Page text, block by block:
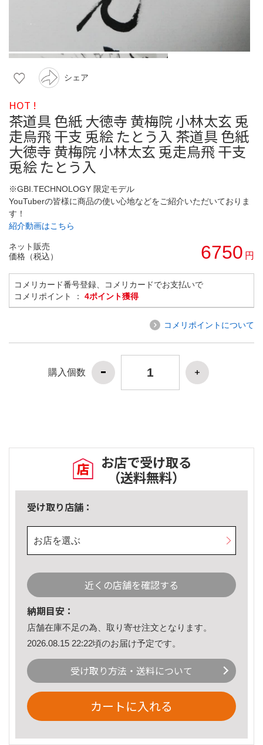
シェア
HOT !
茶道具 色紙 大徳寺 黄梅院 小林太玄 兎
走烏飛 干支 兎絵 たとう入 茶道具 色紙
大徳寺 黄梅院 小林太玄 兎走烏飛 干支
兎絵 たとう入
※GBI.TECHNOLOGY 限定モデル
YouTuberの皆様に商品の使い心地などをご紹介いただいておりま
す！
紹介動画はこちら
ネット販売
価格（税込）
6750 円
コメリカード番号登録、コメリカードでお支払いで
コメリポイント ： 4ポイント獲得
コメリポイントについて
購入個数
お店で受け取る
（送料無料）
受け取り店舗：
お店を選ぶ
近くの店舗を確認する
納期目安：
店舗在庫不足の為、取り寄せ注文となります。
2026.08.15 22:22頃のお届け予定です。
受け取り方法・送料について
カートに入れる